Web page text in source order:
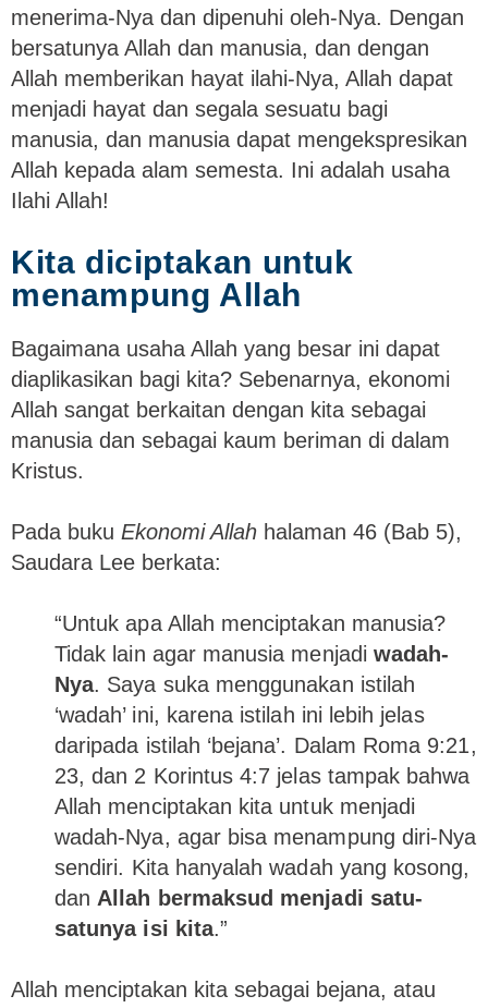
menerima-Nya dan dipenuhi oleh-Nya. Dengan
bersatunya Allah dan manusia, dan dengan
Allah memberikan hayat ilahi-Nya, Allah dapat
menjadi hayat dan segala sesuatu bagi
manusia, dan manusia dapat mengekspresikan
Allah kepada alam semesta. Ini adalah usaha
Ilahi Allah!
Kita diciptakan untuk
menampung Allah
Bagaimana usaha Allah yang besar ini dapat
diaplikasikan bagi kita? Sebenarnya, ekonomi
Allah sangat berkaitan dengan kita sebagai
manusia dan sebagai kaum beriman di dalam
Kristus.
Pada buku Ekonomi Allah halaman 46 (Bab 5),
Saudara Lee berkata:
“Untuk apa Allah menciptakan manusia?
Tidak lain agar manusia menjadi wadah-
Nya. Saya suka menggunakan istilah
‘wadah’ ini, karena istilah ini lebih jelas
daripada istilah ‘bejana’. Dalam Roma 9:21,
23, dan 2 Korintus 4:7 jelas tampak bahwa
Allah menciptakan kita untuk menjadi
wadah-Nya, agar bisa menampung diri-Nya
sendiri. Kita hanyalah wadah yang kosong,
dan Allah bermaksud menjadi satu-
satunya isi kita.”
Allah menciptakan kita sebagai bejana, atau